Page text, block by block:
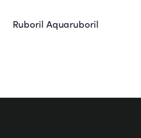
Ruboril Aquaruboril